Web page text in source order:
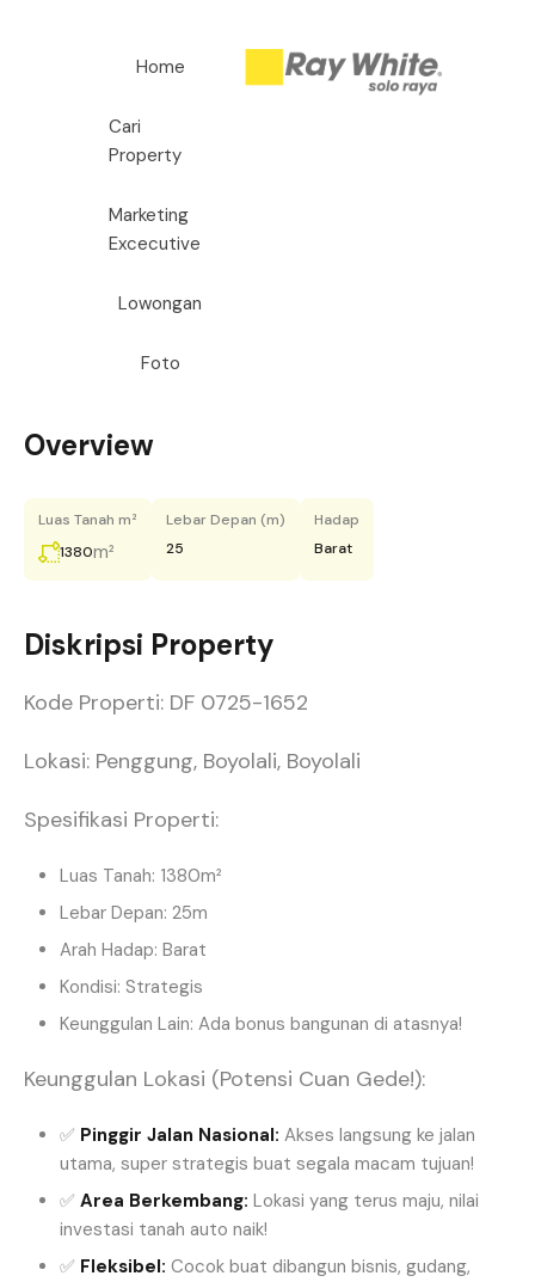
Home
Cari
Property
Marketing
Excecutive
Lowongan
Foto
Overview
Luas Tanah m²
1380m²
Lebar Depan (m)
25
Hadap
Barat
Diskripsi Property
Kode Properti: DF 0725-1652
Lokasi: Penggung, Boyolali, Boyolali
Spesifikasi Properti:
Luas Tanah: 1380m²
Lebar Depan: 25m
Arah Hadap: Barat
Kondisi: Strategis
Keunggulan Lain: Ada bonus bangunan di atasnya!
Keunggulan Lokasi (Potensi Cuan Gede!):
✅ Pinggir Jalan Nasional: Akses langsung ke jalan
utama, super strategis buat segala macam tujuan!
✅ Area Berkembang: Lokasi yang terus maju, nilai
investasi tanah auto naik!
✅ Fleksibel: Cocok buat dibangun bisnis, gudang,